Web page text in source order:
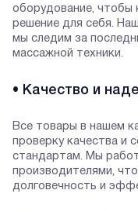
оборудование,
решение для себя.
мы следим за
массажной техники.
• Качество и
Все товары в нашем
проверку качества и
стандартам. Мы
производителями,
долговечность и